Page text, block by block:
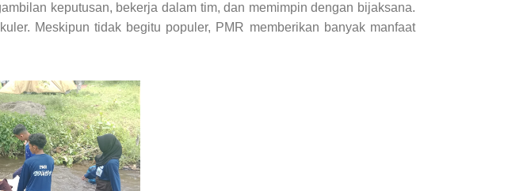
keputusan, bekerja dalam tim, dan memimpin dengan bijaksana.
Meskipun tidak begitu populer, PMR memberikan banyak manfaat